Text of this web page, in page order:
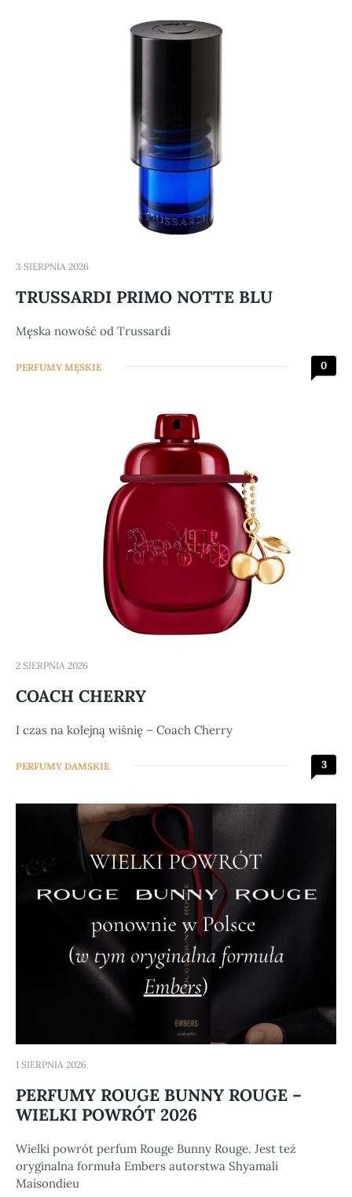
3 SIERPNIA 2026
TRUSSARDI PRIMO NOTTE BLU
Męska nowość od Trussardi
PERFUMY MĘSKIE 0
2 SIERPNIA 2026
COACH CHERRY
I czas na kolejną wiśnię – Coach Cherry
PERFUMY DAMSKIE 3
1 SIERPNIA 2026
PERFUMY ROUGE BUNNY ROUGE –
WIELKI POWRÓT 2026
Wielki powrót perfum Rouge Bunny Rouge. Jest też
oryginalna formuła Embers autorstwa Shyamali
Maisondieu